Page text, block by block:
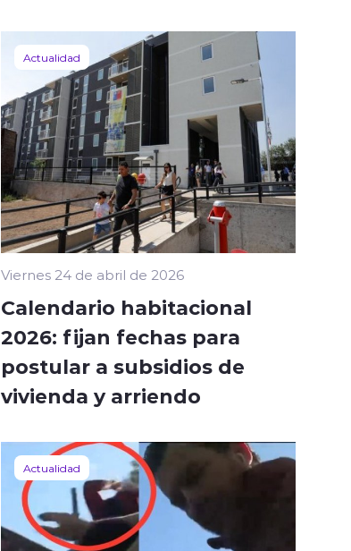
Actualidad
Viernes 24 de abril de 2026
Calendario habitacional
2026: fijan fechas para
postular a subsidios de
vivienda y arriendo
Actualidad